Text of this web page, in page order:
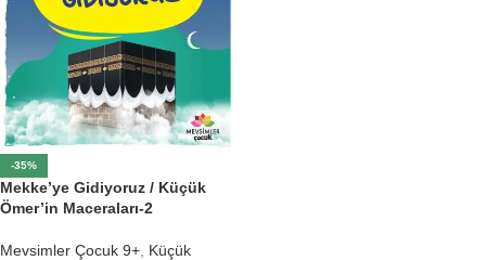
-35%
Mekke’ye Gidiyoruz / Küçük
Ömer’in Maceraları-2
Mevsimler Çocuk 9+ Küçük